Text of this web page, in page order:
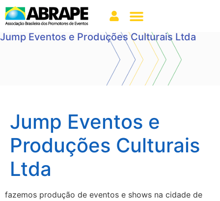
Jump Eventos e Produções Culturais Ltda
Jump Eventos e
Produções Culturais
Ltda
fazemos produção de eventos e shows na cidade de